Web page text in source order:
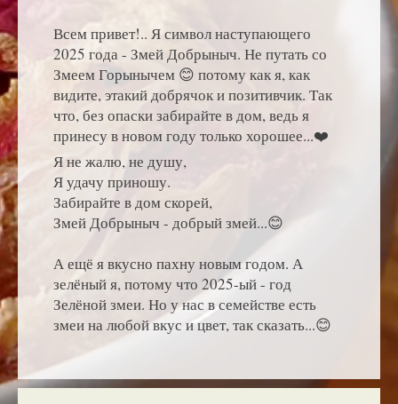
Всем привет!.. Я символ наступающего
2025 года - Змей Добрыныч. Не путать со
Змеем Горынычем 😊 потому как я, как
видите, этакий добрячок и позитивчик. Так
что, без опаски забирайте в дом, ведь я
принесу в новом году только хорошее...❤️
Я не жалю, не душу,
Я удачу приношу.
Забирайте в дом скорей,
Змей Добрыныч - добрый змей...😊
А ещё я вкусно пахну новым годом. А
зелёный я, потому что 2025-ый - год
Зелёной змеи. Но у нас в семействе есть
змеи на любой вкус и цвет, так сказать...😊